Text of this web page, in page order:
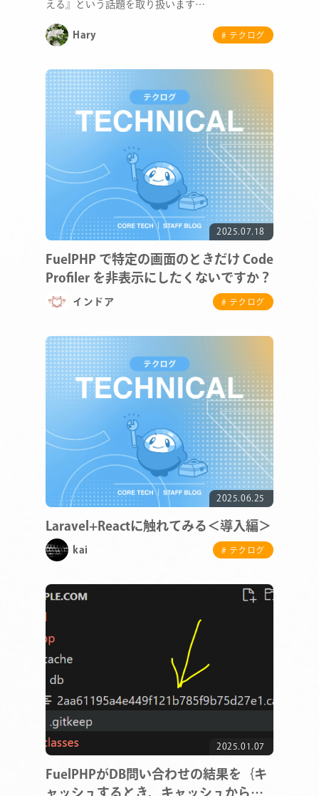
える』という話題を取り扱います…
Hary # テクログ
2025.07.18
FuelPHP で特定の画面のときだけ Code
Profiler を非表示にしたくないですか？
インドア # テクログ
2025.06.25
Laravel+Reactに触れてみる＜導入編＞
kai # テクログ
2025.01.07
FuelPHPがDB問い合わせの結果を｛キ
ャッシュするとき、キャッシュから結